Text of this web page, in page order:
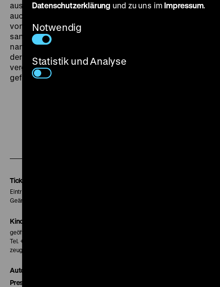
ausstattungsintensiven Großproduktionen gelingt Sirk
auch in
von den Schauwerten des Bewegungskinos, hin zu
sanfter Ironie und moralischer Komplexität. – Sirk
nannteBattle Hymn
der Tat wurde der im Rest der Welt weitgehend
vergessene Film in Südkorea zu einem bis heute
gefeierten Klassiker. (lf)
Tickets
Eintritt 5 €
Geänderte Preise sind im Programm vermerkt.
Kinokasse
geöffnet 30 Minuten vor Beginn der ersten Vorstellung
Tel. + 49 30 20304-770
zeughauskino@dhm.de
Autor*innen
Presse
Datenschutzerklärung und zu uns im Impressum.
Notwendig
Statistik und Analyse